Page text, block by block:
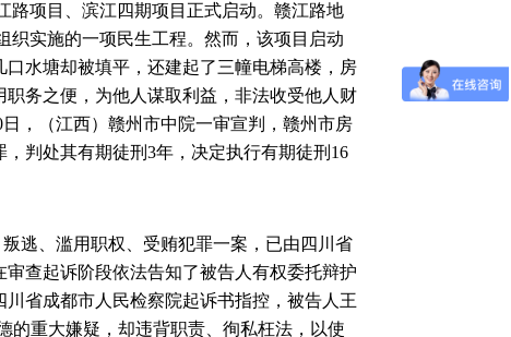
路项目、滨江四期项目正式启动。赣江路地
织实施的一项民生工程。然而，该项目启动
水塘却被填平，还建起了三幢电梯高楼，房
职务之便，为他人谋取利益，非法收受他人财
，（江西）赣州市中院一审宣判，赣州市房
判处其有期徒刑3年，决定执行有期徒刑16
叛逃 滥用职权 受贿犯罪一案，已由四川省
审查起诉阶段依法告知了被告人有权委托辩护
川省成都市人民检察院起诉书指控，被告人王
的重大嫌疑，却违背职责、徇私枉法，以使